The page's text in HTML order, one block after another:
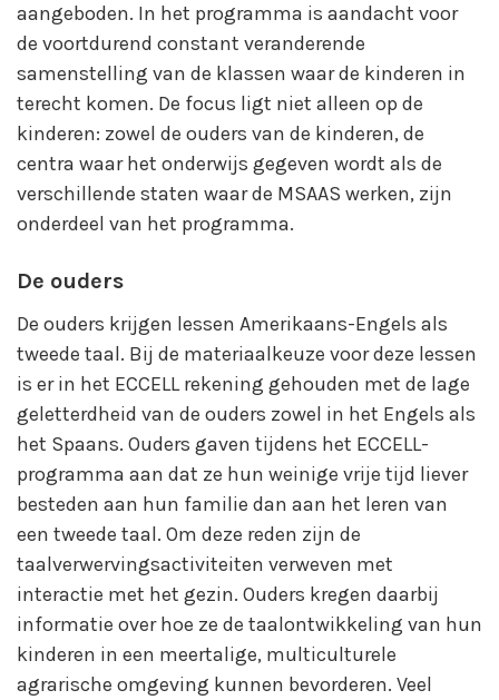
aangeboden. In het programma is aandacht voor
de voortdurend constant veranderende
samenstelling van de klassen waar de kinderen in
terecht komen. De focus ligt niet alleen op de
kinderen: zowel de ouders van de kinderen, de
centra waar het onderwijs gegeven wordt als de
verschillende staten waar de MSAAS werken, zijn
onderdeel van het programma.
De ouders
De ouders krijgen lessen Amerikaans-Engels als
tweede taal. Bij de materiaalkeuze voor deze lessen
is er in het ECCELL rekening gehouden met de lage
geletterdheid van de ouders zowel in het Engels als
het Spaans. Ouders gaven tijdens het ECCELL-
programma aan dat ze hun weinige vrije tijd liever
besteden aan hun familie dan aan het leren van
een tweede taal. Om deze reden zijn de
taalverwervingsactiviteiten verweven met
interactie met het gezin. Ouders kregen daarbij
informatie over hoe ze de taalontwikkeling van hun
kinderen in een meertalige, multiculturele
agrarische omgeving kunnen bevorderen. Veel